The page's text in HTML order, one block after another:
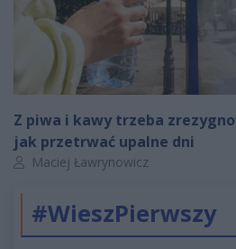
Z piwa i kawy trzeba
jak przetrwać upalne dni
Autor artykułu:
Maciej Ławrynowicz
#WieszPierwszy